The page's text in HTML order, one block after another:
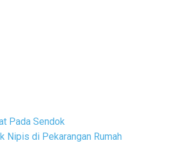
Pada Sendok
Nipis di Pekarangan Rumah